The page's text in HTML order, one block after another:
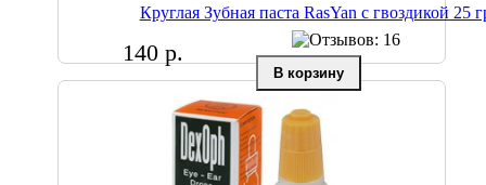
Круглая Зубная паста RasYan с гвоздикой 25
140 р.